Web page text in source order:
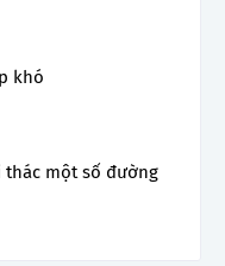
khó
thác một số đường